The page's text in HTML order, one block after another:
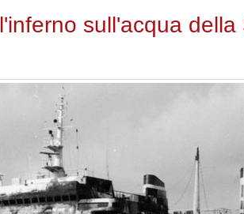
sull'acqua